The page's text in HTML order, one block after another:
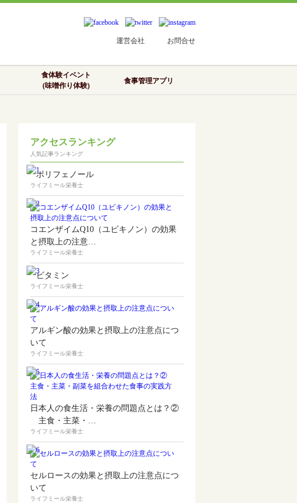
運営会社 お問合せ
食体験イベント
(味噌作り体験)
食事管理アプリ
アクセスランキング
人気記事ランキング
ポリフェノール
ライフミール栄養士
コエンザイムQ10（ユビキノン）の効果
と摂取上の注意…
ライフミール栄養士
ビタミン
ライフミール栄養士
アルギン酸の効果と摂取上の注意点につ
いて
ライフミール栄養士
日本人の食生活・栄養の問題点とは？②
主食・主菜・…
ライフミール栄養士
セルロースの効果と摂取上の注意点につ
いて
ライフミール栄養士